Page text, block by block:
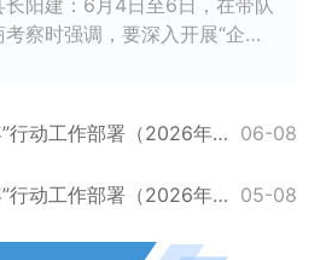
阳建：6月4日至6日，在带队
察时强调，要深入开展“企业
平江县“企业服务年”行动工作部署（2026年第2期） 06-08
平江县“企业服务年”行动工作部署（2026年第1期） 05-08